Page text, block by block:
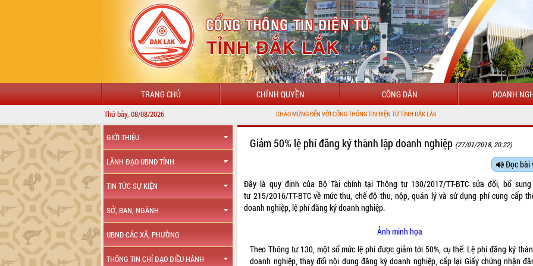
TRANG CHỦ CHÍNH QUYỀN CÔNG DÂN DOANH
Thứ bảy, 08/08/2026 CHÀO MỪNG ĐẾN VỚI CỔNG THÔNG TIN ĐIỆN TỬ TỈNH ĐẮK LẮK
GIỚI THIỆU
LÃNH ĐẠO UBND TỈNH
TIN TỨC SỰ KIỆN
SỞ, BAN, NGÀNH
UBND CÁC XÃ, PHƯỜNG
THÔNG TIN CHỈ ĐẠO ĐIỀU HÀNH
Giảm 50% lệ phí đăng ký thành lập doanh nghiệp (27/01/2018, 20:22)
Đọc bài
Đây là quy định của Bộ Tài chính tại Thông tư 130/2017/TT-BTC sửa đổi, bổ sung
tư 215/2016/TT-BTCvề mức thu, chế độ thu, nộp, quản lý và sử dụng phí cung cấp
doanh nghiệp, lệ phí đăng ký doanh nghiệp.
Ảnh minh họa
Theo Thông tư 130, một số mức lệ phí được giảm tới 50%, cụ thể: Lệ phí đăng ký
doanh nghiệp, thay đổi nội dung đăng ký doanh nghiệp, cấp lại Giấy chứng nhận